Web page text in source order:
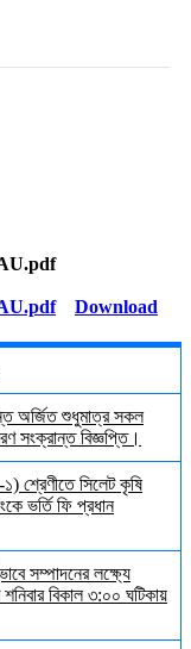
Download
অর্জিত শুধুমাত্র সকল
সংক্রান্ত বিজ্ঞপ্তি।
শ্রেণীতে সিলেট কৃষি
ভর্তি ফি প্রধান
সম্পাদনের লক্ষ্যে
বিকাল ৩:০০ ঘটিকায়